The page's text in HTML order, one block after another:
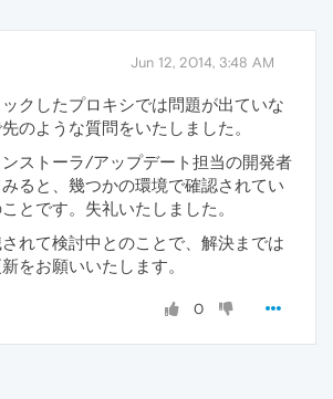
Jun 12, 2014, 3:48 AM
クしたプロキシでは問題が出ていな
のような質問をいたしました。
ストーラ/アップデート担当の開発者
ると、幾つかの環境で確認されてい
とです。失礼いたしました。
れて検討中とのことで、解決までは
をお願いいたします。
0